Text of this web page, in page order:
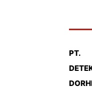
PT.